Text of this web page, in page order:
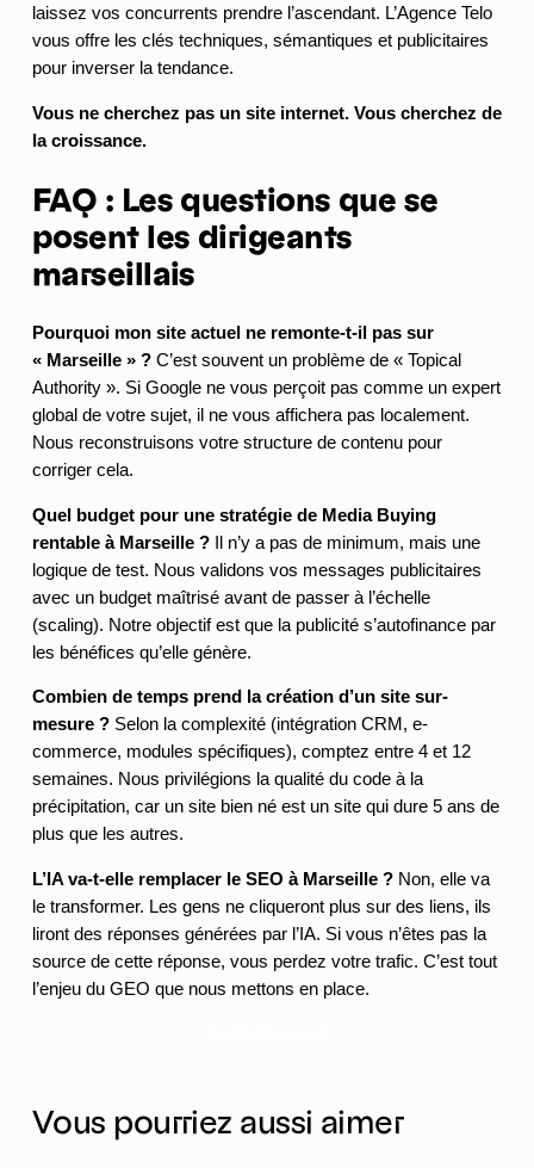
laissez vos concurrents prendre l’ascendant. L’Agence Telo
vous offre les clés techniques, sémantiques et publicitaires
pour inverser la tendance.
Vous ne cherchez pas un site internet. Vous cherchez de
la croissance.
FAQ : Les questions que se
posent les dirigeants
marseillais
Pourquoi mon site actuel ne remonte-t-il pas sur
« Marseille » ?C’est souvent un problème de « Topical
Authority ». Si Google ne vous perçoit pas comme un expert
global de votre sujet, il ne vous affichera pas localement.
Nous reconstruisons votre structure de contenu pour
corriger cela.
Quel budget pour une stratégie de Media Buying
rentable à Marseille ?Il n’y a pas de minimum, mais une
logique de test. Nous validons vos messages publicitaires
avec un budget maîtrisé avant de passer à l’échelle
(scaling). Notre objectif est que la publicité s’autofinance par
les bénéfices qu’elle génère.
Combien de temps prend la création d’un site sur-
mesure ?Selon la complexité (intégration CRM, e-
commerce, modules spécifiques), comptez entre 4 et 12
semaines. Nous privilégions la qualité du code à la
précipitation, car un site bien né est un site qui dure 5 ans de
plus que les autres.
L’IA va-t-elle remplacer le SEO à Marseille ?Non, elle va
le transformer. Les gens ne cliqueront plus sur des liens, ils
liront des réponses générées par l’IA. Si vous n’êtes pas la
source de cette réponse, vous perdez votre trafic. C’est tout
l’enjeu du GEO que nous mettons en place.
Vous pourriez aussi aimer